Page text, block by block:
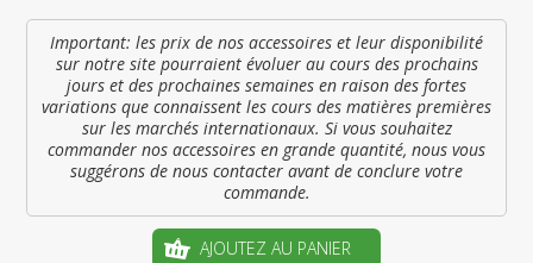
Important: les prix de nos accessoires et leur disponibilité
sur notre site pourraient évoluer au cours des prochains
jours et des prochaines semaines en raison des fortes
variations que connaissent les cours des matières premières
sur les marchés internationaux. Si vous souhaitez
commander nos accessoires en grande quantité, nous vous
suggérons de nous contacter avant de conclure votre
commande.
AJOUTEZ AU PANIER